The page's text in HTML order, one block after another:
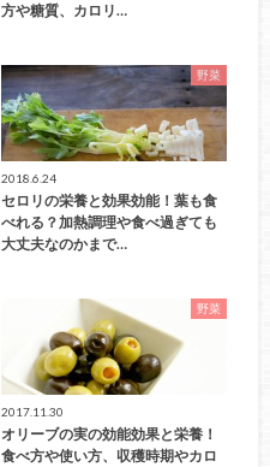
方や糖質、カロリ…
野菜
2018.6.24
セロリの栄養と効果効能！葉も食
べれる？加熱調理や食べ過ぎても
大丈夫なのかまで…
野菜
2017.11.30
オリーブの実の効能効果と栄養！
食べ方や使い方、収穫時期やカロ